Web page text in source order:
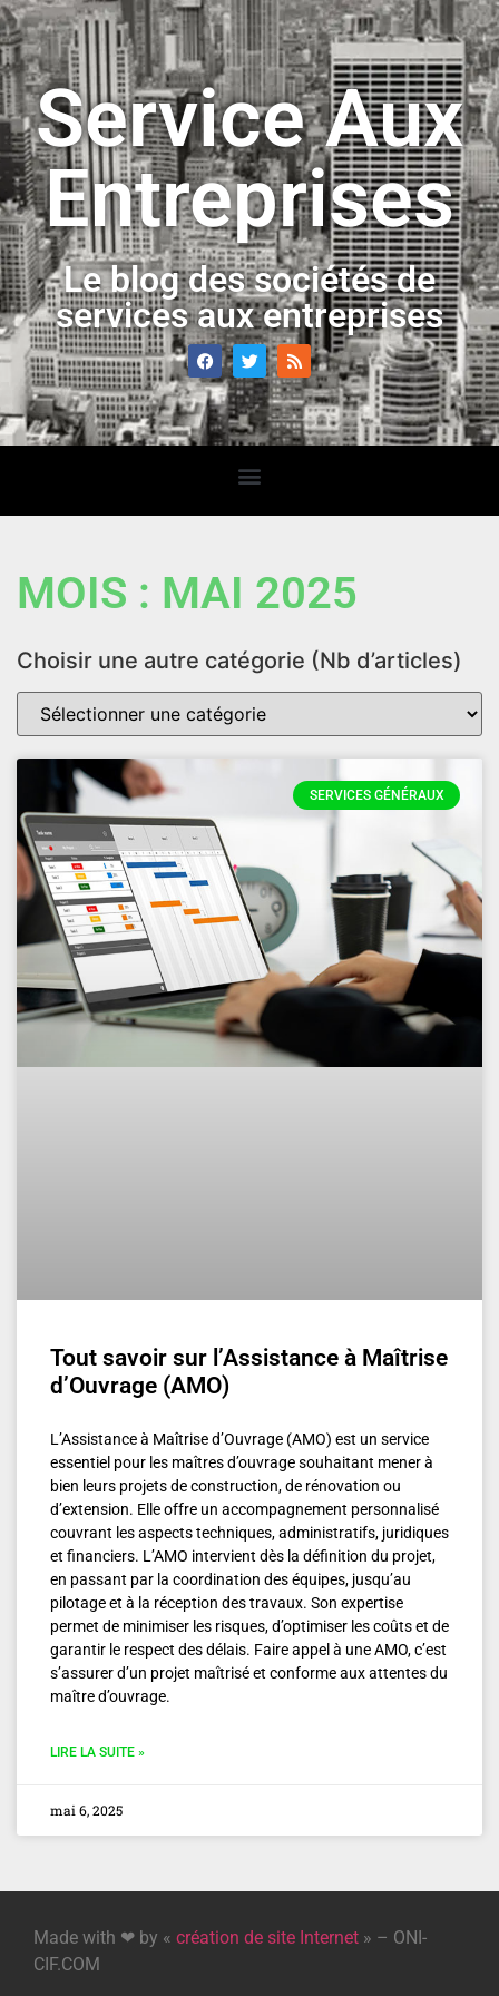
Service Aux
Entreprises
Le blog des sociétés de
services aux entreprises
MOIS : MAI 2025
Choisir une autre catégorie (Nb d’articles)
SERVICES GÉNÉRAUX
Tout savoir sur l’Assistance à Maîtrise
d’Ouvrage (AMO)
L’Assistance à Maîtrise d’Ouvrage (AMO) est un service
essentiel pour les maîtres d’ouvrage souhaitant mener à
bien leurs projets de construction, de rénovation ou
d’extension. Elle offre un accompagnement personnalisé
couvrant les aspects techniques, administratifs, juridiques
et financiers. L’AMO intervient dès la définition du projet,
en passant par la coordination des équipes, jusqu’au
pilotage et à la réception des travaux. Son expertise
permet de minimiser les risques, d’optimiser les coûts et de
garantir le respect des délais. Faire appel à une AMO, c’est
s’assurer d’un projet maîtrisé et conforme aux attentes du
maître d’ouvrage.
LIRE LA SUITE »
mai 6, 2025
Made with ❤ by « création de site Internet » – ONI-
CIF.COM